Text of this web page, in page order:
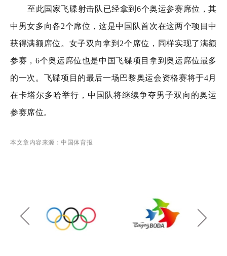
至此国家飞碟射击队已经拿到6个奥运参赛席位，其
中男女多向各2个席位，这是中国队首次在这两个项目中
获得满额席位。女子双向拿到2个席位，同样实现了满额
参赛，6个奥运席位也是中国飞碟项目拿到奥运席位最多
的一次。飞碟项目的最后一场巴黎奥运会资格赛将于4月
在卡塔尔多哈举行，中国队将继续争夺男子双向的奥运
参赛席位。
本文章内容来源：中国体育报